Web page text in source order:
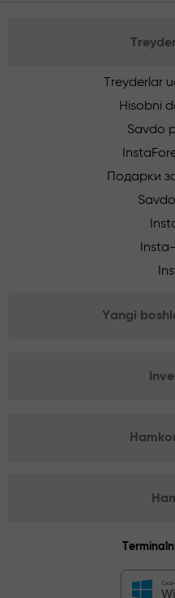
Treyderlar
Hisobni
Savdo
Подарки
Yangi